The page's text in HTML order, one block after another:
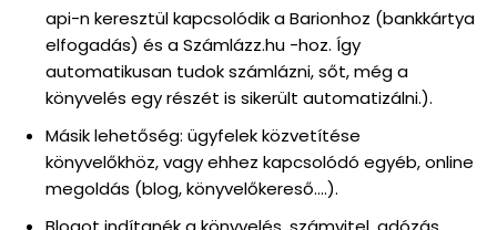
api-n keresztül kapcsolódik a Barionhoz (bankkártya
elfogadás) és a Számlázz.hu -hoz. Így
automatikusan tudok számlázni, sőt, még a
könyvelés egy részét is sikerült automatizálni.).
Másik lehetőség: ügyfelek közvetítése
könyvelőkhöz, vagy ehhez kapcsolódó egyéb, online
megoldás (blog, könyvelőkereső….).